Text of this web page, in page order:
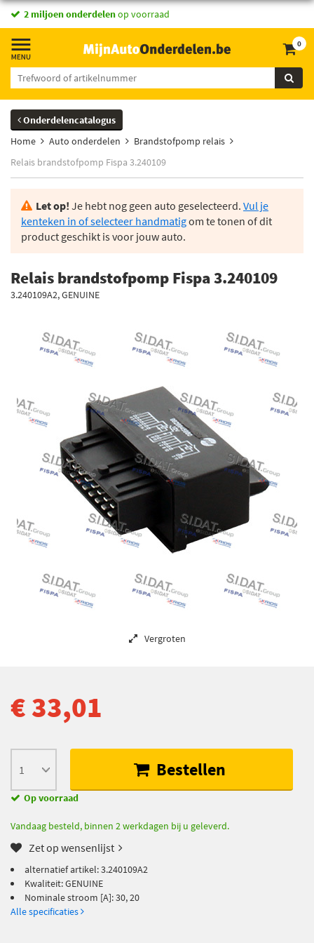
2 miljoen onderdelenop voorraad
0
Onderdelencatalogus
Home
Auto onderdelen
Brandstofpomp relais
Relais brandstofpomp Fispa 3.240109
Let op! Je hebt nog geen auto geselecteerd. Vul je
kenteken in of selecteer handmatigom te tonen of dit
product geschikt is voor jouw auto.
Relais brandstofpomp Fispa 3.240109
3.240109A2, GENUINE
Vergroten
€ 33,01
Bestellen
Op voorraad
Vandaag besteld, binnen 2 werkdagen bij u geleverd.
Zet op wensenlijst
alternatief artikel: 3.240109A2
Kwaliteit: GENUINE
Nominale stroom [A]: 30, 20
Alle specificaties